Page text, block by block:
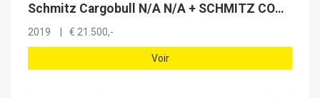
Schmitz Cargobull N/A N/A + SCHMITZ COOLER + ATP + 3x saf + 7279 hours + pallet box + new model
2019 € 21.500,-
Voir